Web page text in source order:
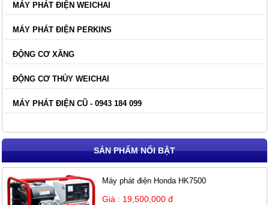
MÁY PHÁT ĐIỆN WEICHAI
MÁY PHÁT ĐIỆN PERKINS
ĐỘNG CƠ XĂNG
ĐỘNG CƠ THỦY WEICHAI
MÁY PHÁT ĐIỆN CŨ - 0943 184 099
SẢN PHẨM NỔI BẬT
Máy phát điện Honda HK7500
Giá : 19,500,000 đ